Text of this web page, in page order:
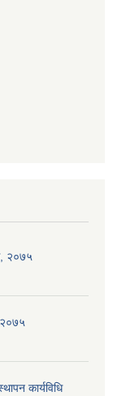
२०७५
कार्यविधि